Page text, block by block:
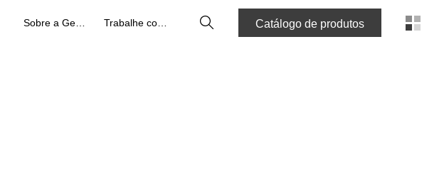
PesquisaCatálogo de produtos